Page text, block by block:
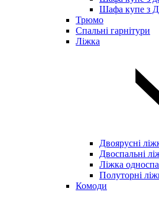
Шафа купе з
Трюмо
Спальні гарнітури
Ліжка
Двоярусні
Двоспальні
Ліжка
Полуторні
Комоди